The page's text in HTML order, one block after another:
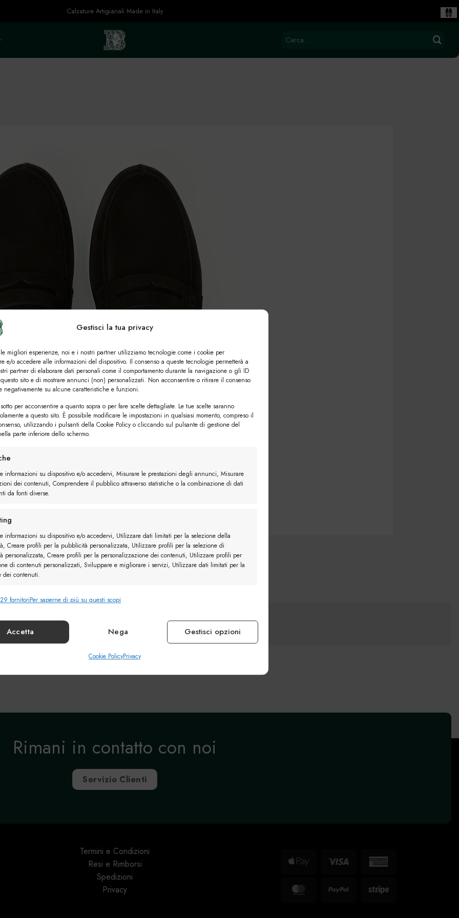
Gestisci la tua privacy
migliori esperienze, noi e i nostri partner utilizziamo tecnologie come i cookie per
e/o accedere alle informazioni del dispositivo. Il consenso a queste tecnologie permetterà a
partner di elaborare dati personali come il comportamento durante la navigazione o gli ID
sito e di mostrare annunci (non) personalizzati. Non acconsentire o ritirare il consenso
negativamente su alcune caratteristiche e funzioni.
per acconsentire a quanto sopra o per fare scelte dettagliate. Le tue scelte saranno
a questo sito. È possibile modificare le impostazioni in qualsiasi momento, compreso il
utilizzando i pulsanti della Cookie Policy o cliccando sul pulsante di gestione del
parte inferiore dello schermo.
informazioni su dispositivo e/o accedervi, Misurare le prestazioni degli annunci, Misurare
dei contenuti, Comprendere il pubblico attraverso statistiche o la combinazione di dati
da fonti diverse.
informazioni su dispositivo e/o accedervi, Utilizzare dati limitati per la selezione della
Creare profili per la pubblicità personalizzata, Utilizzare profili per la selezione di
personalizzata, Creare profili per la personalizzazione dei contenuti, Utilizzare profili per
di contenuti personalizzati, Sviluppare e migliorare i servizi, Utilizzare dati limitati per la
dei contenuti.
Identificare i dispositivi in base alle informazioni trasmesse automaticamente.
la sicurezza, prevenire e rilevare frodi, correggere
fornitoriPer saperne di più su questi scopi
Accetta Nega Gestisci opzioni
Cookie PolicyPrivacy
Calzature Artigianali Made in Italy
Cerca:
Rimani in contatto con noi
Servizio Clienti
Termini e Condizioni
Resi e Rimborsi
Spedizioni
Privacy
Apple
Visa
American
MasterCard
Stripe